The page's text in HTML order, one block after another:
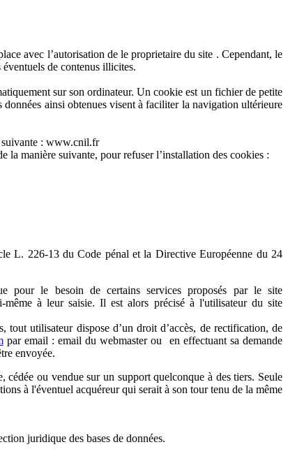
avec l’autorisation de le proprietaire du site . Cependant, le
de contenus illicites.
sur son ordinateur. Un cookie est un fichier de petite
ainsi obtenues visent à faciliter la navigation ultérieure
suivante : www.cnil.fr
la manière suivante, pour refuser l’installation des cookies :
L. 226-13 du Code pénal et la Directive Européenne du 24
pour le besoin de certains services proposés par le site
à leur saisie. Il est alors précisé à l'utilisateur du site
utilisateur dispose d’un droit d’accès, de rectification, de
par email : email du webmaster ou en effectuant sa demande
envoyée.
ou vendue sur un support quelconque à des tiers. Seule
à l'éventuel acquéreur qui serait à son tour tenu de la même
juridique des bases de données.